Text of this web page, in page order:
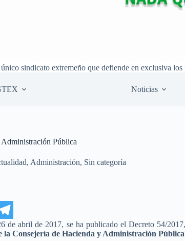
sindicato extremeño que defiende en exclusiva los
Noticias
Pública
, Administración, Sin categoría
de abril de 2017, se ha publicado el Decreto 54/
la Consejería de Hacienda y Administración Pública